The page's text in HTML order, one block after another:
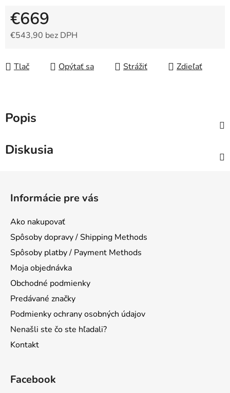
€669
€543,90 bez DPH
Tlač
Opýtať sa Strážiť Zdieľať
Popis
Diskusia
Informácie pre vás
Ako nakupovať
Spôsoby dopravy / Shipping Methods
Spôsoby platby / Payment Methods
Moja objednávka
Obchodné podmienky
Predávané značky
Podmienky ochrany osobných údajov
Nenašli ste čo ste hľadali?
Kontakt
Facebook